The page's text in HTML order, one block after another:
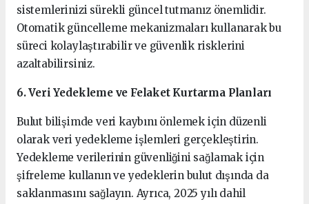
sistemlerinizi sürekli güncel tutmanız önemlidir.
Otomatik güncelleme mekanizmaları kullanarak bu
süreci kolaylaştırabilir ve güvenlik risklerini
azaltabilirsiniz.
6. Veri Yedekleme ve Felaket Kurtarma Planları
Bulut bilişimde veri kaybını önlemek için düzenli
olarak veri yedekleme işlemleri gerçekleştirin.
Yedekleme verilerinin güvenliğini sağlamak için
şifreleme kullanın ve yedeklerin bulut dışında da
saklanmasını sağlayın. Ayrıca, 2025 yılı dahil